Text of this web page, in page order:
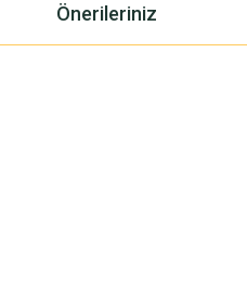
Önerileriniz